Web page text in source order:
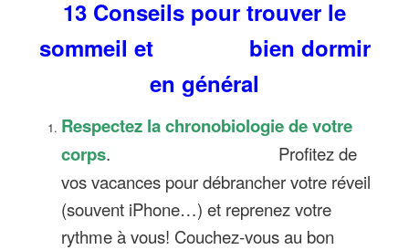
13 Conseils pour trouver le
sommeil et bien dormir
en général
Respectez la chronobiologie de votre
corps.
Profitez de
vos vacances pour débrancher votre réveil
(souvent iPhone…) et reprenez votre
rythme à vous! Couchez-vous au bon